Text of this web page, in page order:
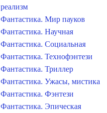
реализм
Фантастика. Мир пауков
Фантастика. Научная
Фантастика. Социальная
Фантастика. Технофэнтези
Фантастика. Триллер
Фантастика. Ужасы, мистика
Фантастика. Фэнтези
Фантастика. Эпическая